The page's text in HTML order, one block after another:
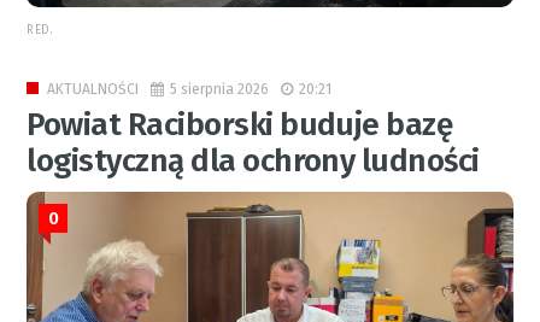
RED.
AKTUALNOŚCI 5 sierpnia 2026 20:21
Powiat Raciborski buduje bazę
logistyczną dla ochrony ludności
0